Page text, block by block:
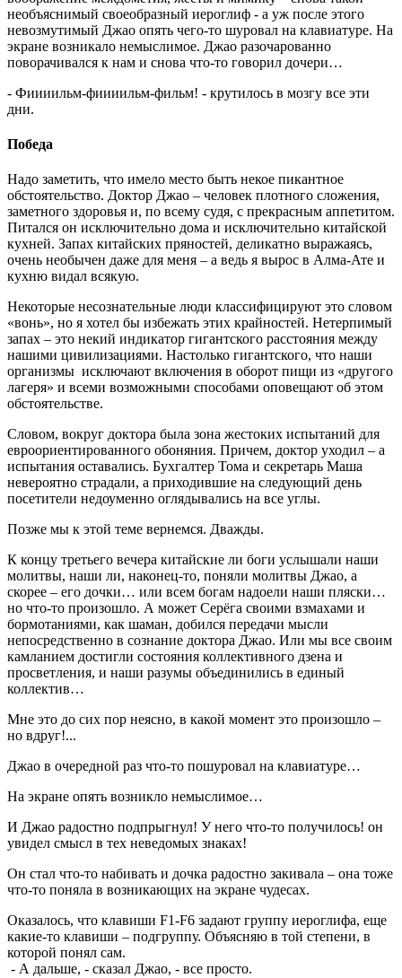
необъяснимый своеобразный иероглиф - а уж после этого
невозмутимый Джао опять чего-то шуровал на клавиатуре. На
экране возникало немыслимое. Джао разочарованно
поворачивался к нам и снова что-то говорил дочери…
- Фиииильм-фиииильм-фильм! - крутилось в мозгу все эти
дни.
Победа
Надо заметить, что имело место быть некое пикантное
обстоятельство. Доктор Джао – человек плотного сложения,
заметного здоровья и, по всему судя, с прекрасным аппетитом.
Питался он исключительно дома и исключительно китайской
кухней. Запах китайских пряностей, деликатно выражаясь,
очень необычен даже для меня – а ведь я вырос в Алма-Ате и
кухню видал всякую.
Некоторые несознательные люди классифицируют это словом
«вонь», но я хотел бы избежать этих крайностей. Нетерпимый
запах – это некий индикатор гигантского расстояния между
нашими цивилизациями. Настолько гигантского, что наши
организмы исключают включения в оборот пищи из «другого
лагеря» и всеми возможными способами оповещают об этом
обстоятельстве.
Словом, вокруг доктора была зона жестоких испытаний для
евроориентированного обоняния. Причем, доктор уходил – а
испытания оставались. Бухгалтер Тома и секретарь Маша
невероятно страдали, а приходившие на следующий день
посетители недоуменно оглядывались на все углы.
Позже мы к этой теме вернемся. Дважды.
К концу третьего вечера китайские ли боги услышали наши
молитвы, наши ли, наконец-то, поняли молитвы Джао, а
скорее – его дочки… или всем богам надоели наши пляски…
но что-то произошло. А может Серёга своими взмахами и
бормотаниями, как шаман, добился передачи мысли
непосредственно в сознание доктора Джао. Или мы все своим
камланием достигли состояния коллективного дзена и
просветления, и наши разумы объединились в единый
коллектив…
Мне это до сих пор неясно, в какой момент это произошло –
но вдруг!...
Джао в очередной раз что-то пошуровал на клавиатуре…
На экране опять возникло немыслимое…
И Джао радостно подпрыгнул! У него что-то получилось! он
увидел смысл в тех неведомых знаках!
Он стал что-то набивать и дочка радостно закивала – она тоже
что-то поняла в возникающих на экране чудесах.
Оказалось, что клавиши F1-F6 задают группу иероглифа, еще
какие-то клавиши – подгруппу. Объясняю в той степени, в
которой понял сам.
- А дальше, - сказал Джао, - все просто.